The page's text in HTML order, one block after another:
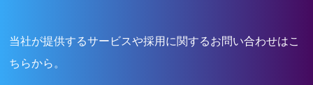
当社が提供するサービスや採用に関するお問い合わせはこ
ちらから。